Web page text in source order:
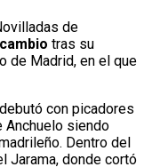
de
tras su
de Madrid, en el que
con picadores
Anchuelo siendo
Dentro del
Jarama, donde cortó